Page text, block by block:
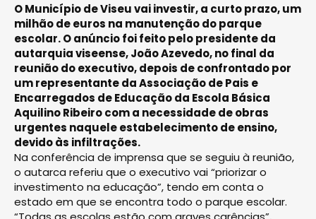
O Município de Viseu vai investir, a curto prazo, um
milhão de euros na manutenção do parque
escolar. O anúncio foi feito pelo presidente da
autarquia viseense, João Azevedo, no final da
reunião do executivo, depois de confrontado por
um representante da Associação de Pais e
Encarregados de Educação da Escola Básica
Aquilino Ribeiro com a necessidade de obras
urgentes naquele estabelecimento de ensino,
devido às infiltrações.
Na conferência de imprensa que se seguiu à reunião,
o autarca referiu que o executivo vai “priorizar o
investimento na educação”, tendo em conta o
estado em que se encontra todo o parque escolar.